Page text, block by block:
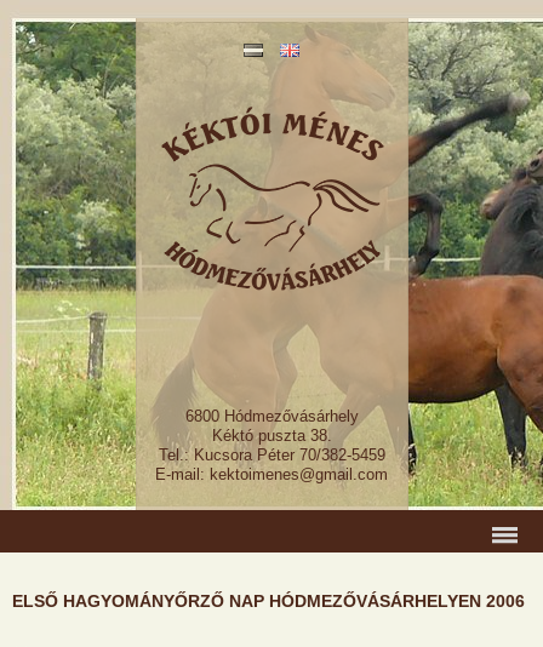
6800 Hódmezővásárhely
Kéktó puszta 38.
Tel.: Kucsora Péter 70/382-5459
E-mail: kektoimenes@gmail.com
ELSŐ HAGYOMÁNYŐRZŐ NAP HÓDMEZŐVÁSÁRHELYEN 2006